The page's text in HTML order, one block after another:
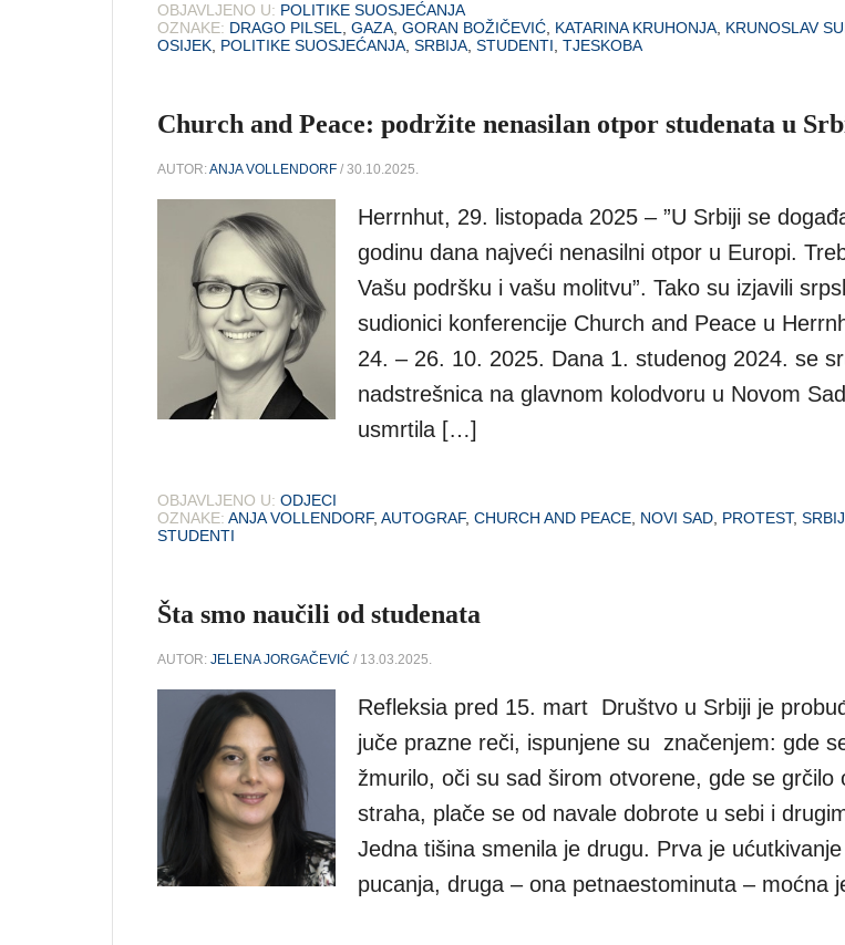
OBJAVLJENO U: POLITIKE SUOSJEĆANJA
OZNAKE: DRAGO PILSEL, GAZA, GORAN BOŽIČEVIĆ, KATARINA KRUHONJA, KRUNOSLAV
OSIJEK, POLITIKE SUOSJEĆANJA, SRBIJA, STUDENTI, TJESKOBA
Church and Peace: podržite nenasilan otpor studenata u
AUTOR:ANJA VOLLENDORF / 30.10.2025.
Herrnhut, 29. listopada 2025 – ”U Srbiji se
godinu dana najveći nenasilni otpor u Europi.
Vašu podršku i vašu molitvu”. Tako su izjavili
sudionici konferencije Church and Peace u
24. – 26. 10. 2025. Dana 1. studenog 2024. se
nadstrešnica na glavnom kolodvoru u Novom
usmrtila […]
OBJAVLJENO U: ODJECI
OZNAKE: ANJA VOLLENDORF, AUTOGRAF, CHURCH AND PEACE, NOVI SAD, PROTEST,
STUDENTI
Šta smo naučili od studenata
AUTOR: JELENA JORGAČEVIĆ / 13.03.2025.
Refleksia pred 15. mart Društvo u Srbiji je
juče prazne reči, ispunjene su značenjem: gde
žmurilo, oči su sad širom otvorene, gde se grčilo
straha, plače se od navale dobrote u sebi i
Jedna tišina smenila je drugu. Prva je
pucanja, druga – ona petnaestominuta – moćna